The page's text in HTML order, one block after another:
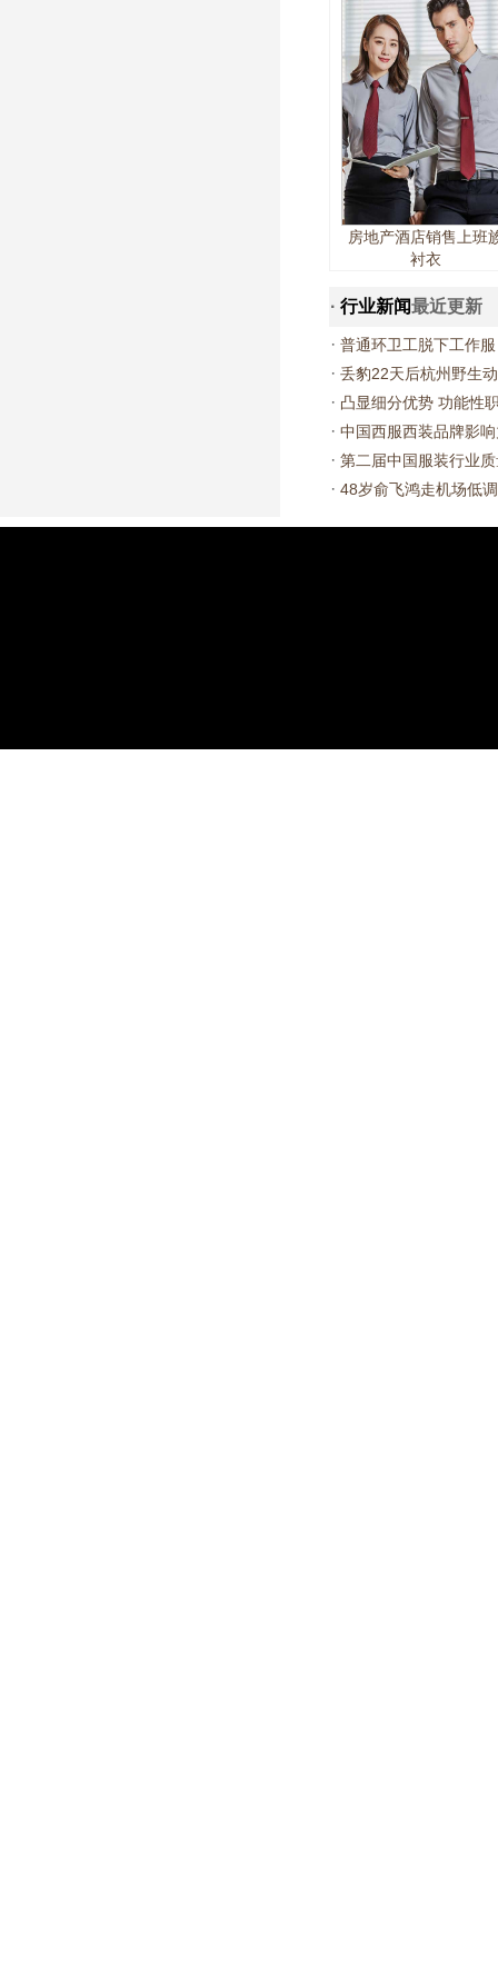
房地产酒店销售上班
衬衣
· 行业新闻最近更新
· 普通环卫工脱下工作
· 丢豹22天后杭州野生
· 凸显细分优势 功能性
· 中国西服西装品牌影
· 第二届中国服装行业
· 48岁俞飞鸿走机场低